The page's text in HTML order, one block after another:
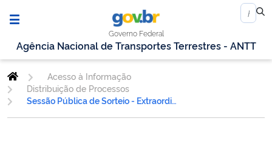
Governo Federal
Agência Nacional de Transportes Terrestres - ANTT
Acesso à Informação
Distribuição de Processos
Sessão Pública de Sorteio - Extraordinário